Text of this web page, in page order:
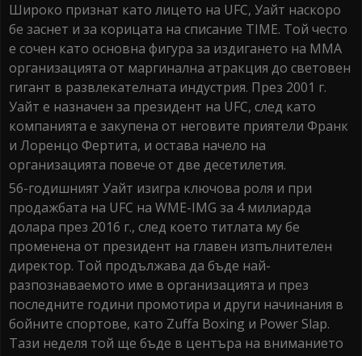
Широко признат като лицето на UFC, Уайт наскоро
бе заснет и за корицата на списание TIME. Той често
е сочен като основна фигура за издигането на ММА
организацията от маргинална атракция до световен
гигант в развлекателната индустрия. През 2001 г.
Уайт е назначен за президент на UFC, след като
компанията е закупена от неговите приятели Франк
и Лоренцо Фертита, и остава начело на
организацията повече от две десетилетия.
56-годишният Уайт изигра ключова роля и при
продажбата на UFC на WME-IMG за 4 милиарда
долара през 2016 г., след което титлата му бе
променена от президент на главен изпълнителен
директор. Той продължава да бъде най-
разпознаваемото име в организацията и през
последните години промотира и други начинания в
бойните спортове, като Zuffa Boxing и Power Slap.
Тази неделя той ще бъде в центъра на вниманието